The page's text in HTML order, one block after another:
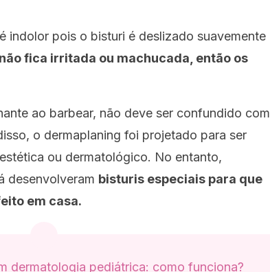
indolor pois o bisturi é deslizado suavemente
fica irritada ou machucada, então os
ao barbear, não deve ser confundido com
o dermaplaning foi projetado para ser
ou dermatológico. No entanto,
desenvolveram bisturis especiais para que
em casa.
dermatologia pediátrica: como funciona?